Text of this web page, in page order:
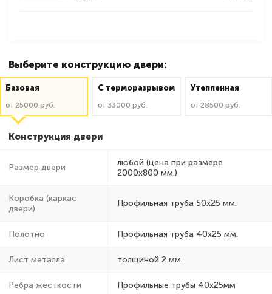
Выберите конструкцию двери:
Базовая
от 25000 руб.
C терморазрывом
от 33000 руб.
Утепленная
от 28500 руб.
Конструкция двери
Размер двери
любой (цена при размере
2000x800 мм.)
Коробка (каркас
двери)
Профильная труба 50х25 мм.
Полотно Профильная труба 40х25 мм.
Лист металла толщиной 2 мм.
Ребра жёсткости Профильные трубы 40х25мм